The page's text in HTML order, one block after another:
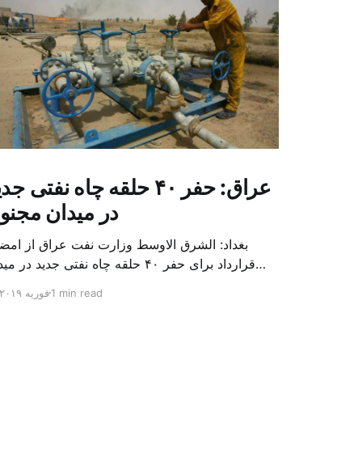
عراق: حفر ۴۰ حلقه چاه نفتی
در میدان
بغداد: الشرق الاوسط وزارت نفت عراق از
قرارداد برای حفر ۴۰ حلقه چاه نفتی جدید در
محمد خضیر مدعامل شرکت حفاری عراق روز
۰۴ فوریه ۲۰۱۹1 min read